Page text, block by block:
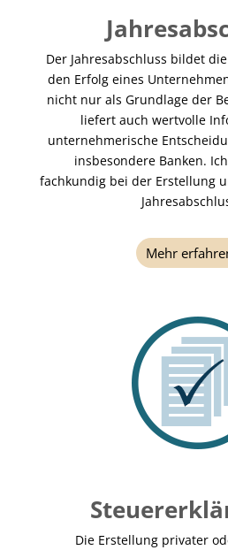
Der Jahresabschluss bildet
den Erfolg eines
nicht nur als Grundlage der
liefert auch wertvolle
unternehmerische
insbesondere Banken.
fachkundig bei der Erstellung
Mehr
Die Erstellung privater